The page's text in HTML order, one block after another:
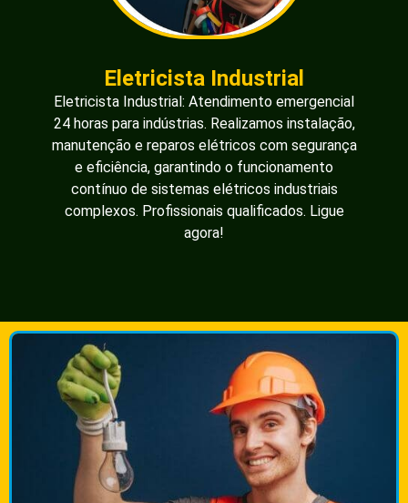
Eletricista Industrial
Eletricista Industrial: Atendimento emergencial
24 horas para indústrias. Realizamos instalação,
manutenção e reparos elétricos com segurança
e eficiência, garantindo o funcionamento
contínuo de sistemas elétricos industriais
complexos. Profissionais qualificados. Ligue
agora!